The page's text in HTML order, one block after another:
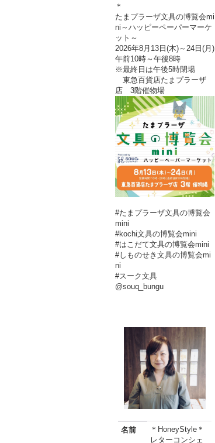
＊
たまプラーザ文具の博覧会mi
ni～ハッピーペーパーマーケ
ット～
2026年8月13日(木)～24日(月)
午前10時～午後8時
※最終日は午後5時閉場
東急百貨店たまプラーザ
店 3階催物場
#たまプラーザ文具の博覧会
mini
#kochi文具の博覧会mini
#はこだて文具の博覧会mini
#しものせき文具の博覧会mi
ni
#スーク文具
@souq_bungu
名前
＊HoneyStyle＊
レターコンシェ